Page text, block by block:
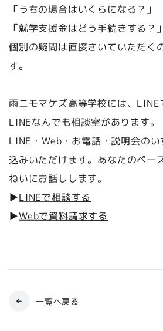
「うちの場合はいくらになる？」
「就学支援金はどう手続きする？
個別の疑問は直接きいていただく
す。
雨ニモマケズ高等学校には、LINE
LINEなんでも相談室があります。
LINE・Web・お電話・説明会の
込みいただけます。あなたのペー
ねいにお話しします。
▶︎LINEで相談する
▶︎Webで資料請求する
一覧へ戻る